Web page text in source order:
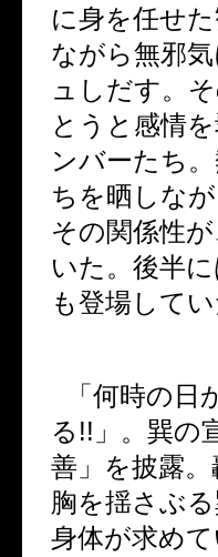
に身を任せ
ながら無邪
ュしだす。
とうと感情
ンバーたち
ちを晒しな
その関係性
いた。後半に
も登場して
「何時の日
る !! 」。巽の
善」を披露
胸を揺さぶ
身体が求め